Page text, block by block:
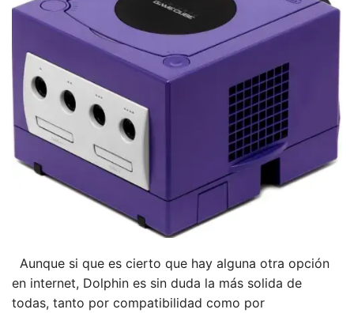
Aunque si que es cierto que hay alguna otra opción
en internet, Dolphin es sin duda la más solida de
todas, tanto por compatibilidad como por